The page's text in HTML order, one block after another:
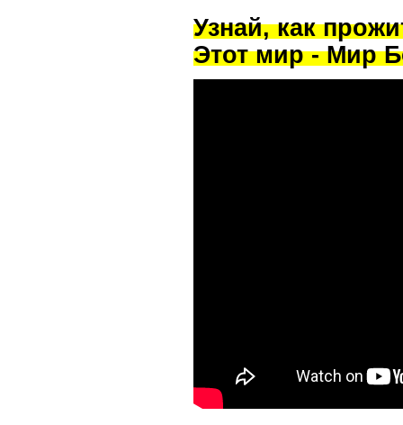
Узнай, как
Этот мир - Мир